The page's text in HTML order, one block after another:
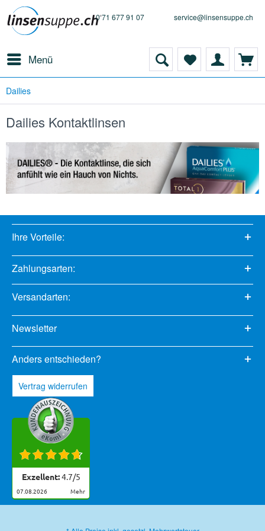
0 71 677 91 07 service@linsensuppe.ch
Menü
Dailies
Dailies Kontaktlinsen
Ihre Vorteile:
Zahlungsarten:
Versandarten:
Newsletter
Anders entschieden?
Vertrag widerrufen
Exzellent:4.7/5
07.08.2026 mehr